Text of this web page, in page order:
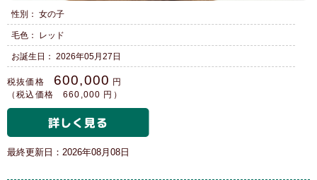
性別： 女の子
毛色： レッド
お誕生日： 2026年05月27日
税抜価格 600,000
円
（税込価格 660,000 円）
最終更新日：2026年08月08日